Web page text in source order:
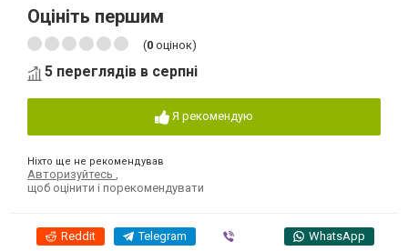
Оцініть першим
(0 оцінок)
5 переглядів в серпні
Я рекомендую
Ніхто ще не рекомендував
Авторизуйтесь
щоб оцінити і порекомендувати
Reddit Telegram WhatsApp